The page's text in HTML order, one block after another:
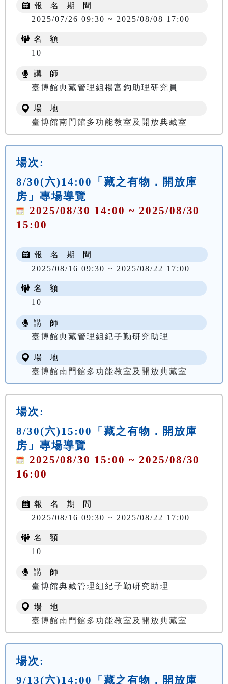
報 名 期 間
2025/07/26 09:30 ~ 2025/08/08 17:00
名 額
10
講 師
臺博館典藏管理組楊富鈞助理研究員
場 地
臺博館南門館多功能教室及開放典藏室
場次:
8/30(六)14:00「藏之有物．開放庫
房」專場導覽
2025/08/30 14:00 ~ 2025/08/30
15:00
報 名 期 間
2025/08/16 09:30 ~ 2025/08/22 17:00
名 額
10
講 師
臺博館典藏管理組紀子勤研究助理
場 地
臺博館南門館多功能教室及開放典藏室
場次:
8/30(六)15:00「藏之有物．開放庫
房」專場導覽
2025/08/30 15:00 ~ 2025/08/30
16:00
報 名 期 間
2025/08/16 09:30 ~ 2025/08/22 17:00
名 額
10
講 師
臺博館典藏管理組紀子勤研究助理
場 地
臺博館南門館多功能教室及開放典藏室
場次:
9/13(六)14:00「藏之有物．開放庫